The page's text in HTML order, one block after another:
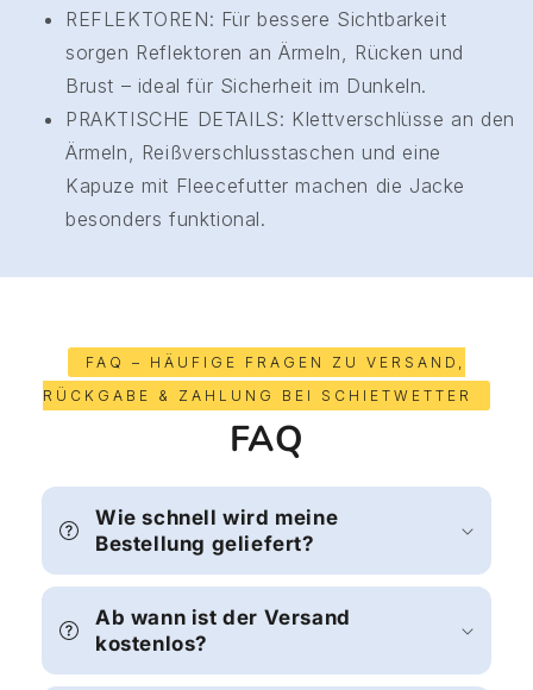
REFLEKTOREN: Für bessere Sichtbarkeit
sorgen Reflektoren an Ärmeln, Rücken und
Brust – ideal für Sicherheit im Dunkeln.
PRAKTISCHE DETAILS: Klettverschlüsse an den
Ärmeln, Reißverschlusstaschen und eine
Kapuze mit Fleecefutter machen die Jacke
besonders funktional.
FAQ – HÄUFIGE FRAGEN ZU VERSAND,
RÜCKGABE & ZAHLUNG BEI SCHIETWETTER
FAQ
Wie schnell wird meine
Bestellung geliefert?
Ab wann ist der Versand
kostenlos?